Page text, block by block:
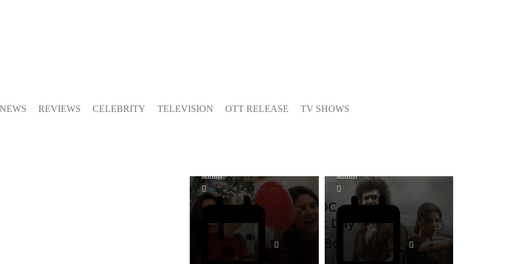
REVIEWS CELEBRITY TELEVISION OTT RELEASE TV SHOWS
இதோ
admin
தெரியுமா?
admin
எல்லையே இல்லா வசூல்
வேட்டையில் விஜய்யின்
ஜனநாயகன்.. 16 நாள்
பாக்ஸ் ஆபிஸ்
CINEMA NEWS
20 Years of Venkat Prabhu:
ஒருபோதும் செய்ததையே
மீண்டும் செய்யக் கூடாது..
வெங்கட் பிரபு